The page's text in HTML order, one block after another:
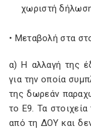
χωριστή
• Μεταβολή στα
α) Η αλλαγή της
για την οποία
της δωρεάν
το Ε9. Τα
από τη ΔΟΥ και